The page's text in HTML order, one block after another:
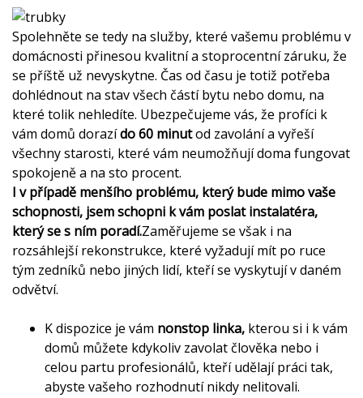
Spolehněte se tedy na služby, které vašemu problému v
domácnosti přinesou kvalitní a stoprocentní záruku, že
se příště už nevyskytne. Čas od času je totiž potřeba
dohlédnout na stav všech částí bytu nebo domu, na
které tolik nehledíte. Ubezpečujeme vás, že profíci k
vám domů dorazído 60 minutod zavolání a vyřeší
všechny starosti, které vám neumožňují doma fungovat
spokojeně a na sto procent.
I v případě menšího problému, který bude mimo vaše
schopnosti, jsem schopni k vám poslat instalatéra,
který se s ním poradí.Zaměřujeme se však i na
rozsáhlejší rekonstrukce, které vyžadují mít po ruce
tým zedníků nebo jiných lidí, kteří se vyskytují v daném
odvětví.
K dispozice je vám nonstop linka, kterou si i k vám
domů můžete kdykoliv zavolat člověka nebo i
celou partu profesionálů, kteří udělají práci tak,
abyste vašeho rozhodnutí nikdy nelitovali.